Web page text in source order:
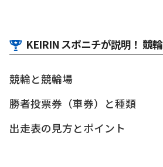
KEIRIN スポニチが説明！ 競
競輪と競輪場
勝者投票券（車券）と種類
出走表の見方とポイント